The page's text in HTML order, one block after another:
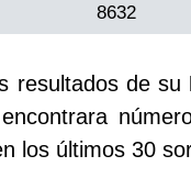
8632
resultados de su
los últimos 30